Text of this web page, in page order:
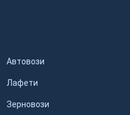
Автовози
Лафети
Зерновози